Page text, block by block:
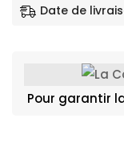
Date de
Pour garantir